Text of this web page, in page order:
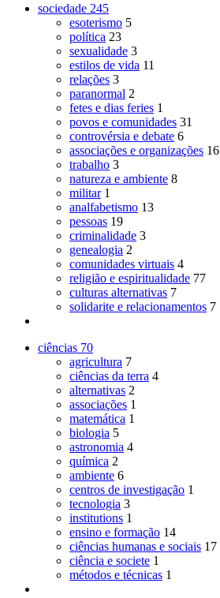
sociedade 245
esoterismo 5
política 23
sexualidade 3
estilos de vida 11
relações 3
paranormal 2
fetes e dias feries 1
povos e comunidades 31
controvérsia e debate 6
associações e organizações 16
trabalho 3
natureza e ambiente 8
militar 1
analfabetismo 13
pessoas 19
criminalidade 3
genealogia 2
comunidades virtuais 4
religião e espiritualidade 77
culturas alternativas 7
solidarite e relacionamentos 7
ciências 70
agricultura 7
ciências da terra 4
alternativas 2
associações 1
matemática 1
biologia 5
astronomia 4
química 2
ambiente 6
centros de investigação 1
tecnologia 3
institutions 1
ensino e formação 14
ciências humanas e sociais 17
ciência e societe 1
métodos e técnicas 1